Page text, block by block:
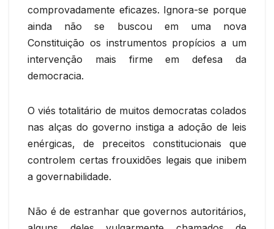
comprovadamente eficazes. Ignora-se porque
ainda não se buscou em uma nova
Constituição os instrumentos propícios a um
intervenção mais firme em defesa da
democracia.
O viés totalitário de muitos democratas colados
nas alças do governo instiga a adoção de leis
enérgicas, de preceitos constitucionais que
controlem certas frouxidões legais que inibem
a governabilidade.
Não é de estranhar que governos autoritários,